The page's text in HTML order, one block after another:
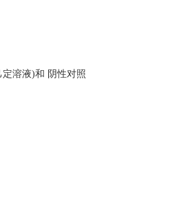
溶液)和 阴性对照